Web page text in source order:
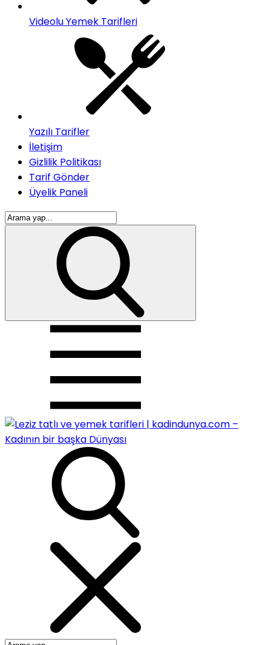
Videolu Yemek Tarifleri
Yazılı Tarifler
İletişim
Gizlilik Politikası
Tarif Gönder
Üyelik Paneli